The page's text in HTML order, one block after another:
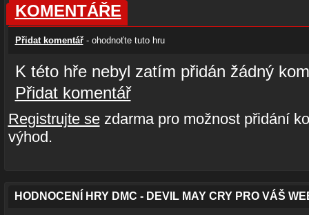
KOMENTÁŘE
Přidat komentář- ohodnoťte tuto hru
K této hře nebyl zatím přidán žádný
Přidat komentář
Registrujte sezdarma pro možnost přidání
výhod.
HODNOCENÍ HRY DMC - DEVIL MAY CRY PRO VÁŠ